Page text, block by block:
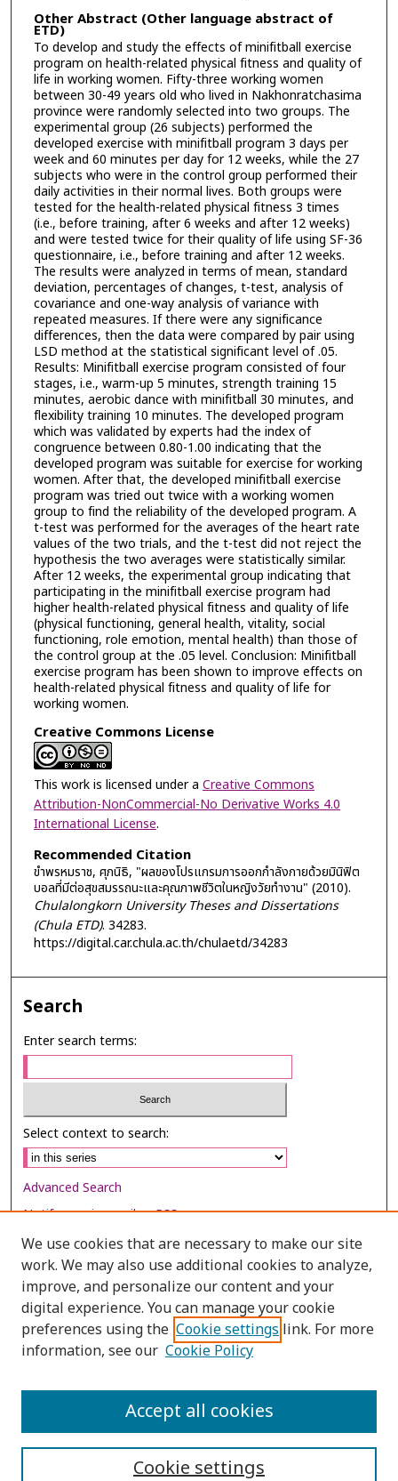
Other Abstract (Other language abstract of
ETD)
To develop and study the effects of minifitball exercise
program on health-related physical fitness and quality of
life in working women. Fifty-three working women
between 30-49 years old who lived in Nakhonratchasima
province were randomly selected into two groups. The
experimental group (26 subjects) performed the
developed exercise with minifitball program 3 days per
week and 60 minutes per day for 12 weeks, while the 27
subjects who were in the control group performed their
daily activities in their normal lives. Both groups were
tested for the health-related physical fitness 3 times
(i.e., before training, after 6 weeks and after 12 weeks)
and were tested twice for their quality of life using SF-36
questionnaire, i.e., before training and after 12 weeks.
The results were analyzed in terms of mean, standard
deviation, percentages of changes, t-test, analysis of
covariance and one-way analysis of variance with
repeated measures. If there were any significance
differences, then the data were compared by pair using
LSD method at the statistical significant level of .05.
Results: Minifitball exercise program consisted of four
stages, i.e., warm-up 5 minutes, strength training 15
minutes, aerobic dance with minifitball 30 minutes, and
flexibility training 10 minutes. The developed program
which was validated by experts had the index of
congruence between 0.80-1.00 indicating that the
developed program was suitable for exercise for working
women. After that, the developed minifitball exercise
program was tried out twice with a working women
group to find the reliability of the developed program. A
t-test was performed for the averages of the heart rate
values of the two trials, and the t-test did not reject the
hypothesis the two averages were statistically similar.
After 12 weeks, the experimental group indicating that
participating in the minifitball exercise program had
higher health-related physical fitness and quality of life
(physical functioning, general health, vitality, social
functioning, role emotion, mental health) than those of
the control group at the .05 level. Conclusion: Minifitball
exercise program has been shown to improve effects on
health-related physical fitness and quality of life for
working women.
Creative Commons License
This work is licensed under a Creative Commons
Attribution-NonCommercial-No Derivative Works 4.0
International License.
Recommended Citation
ขำพรหมราช, ศุภนิธิ, "ผลของโปรแกรมการออกกำลังกายด้วยมินิฟิต
บอลที่มีต่อสุขสมรรถนะและคุณภาพชีวิตในหญิงวัยทำงาน" (2010).
Chulalongkorn University Theses and Dissertations
(Chula ETD). 34283.
https://digital.car.chula.ac.th/chulaetd/34283
Search
Enter search terms:
Select context to search:
Advanced Search
Notify me via email orRSS
Browse
Collections
Disciplines
Authors
We use cookies that are necessary to make our site
work. We may also use additional cookies to analyze,
improve, and personalize our content and your
digital experience. You can manage your cookie
preferences using the Cookie settings link. For more
information, see our Cookie Policy
Cookie settings
Accept all cookies